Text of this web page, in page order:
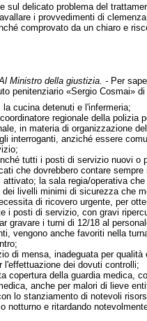
delicato problema del
i provvedimenti di
comprovato da un chiaro e
Ministro della giustizia. -Per
penitenziario «Sergio Cosmai»
cucina detenuti e l'infermeria;
regionale della
in materia di organizzazione
interroganti, anziché essere
tutti i posti di servizio nuovi
che dovrebbero contare
la sala regia/operativa
livelli minimi di sicurezza che
di ricovero urgente, per
i posti di servizio, con gravi
gravare i turni di 12/18 al
vengono anche favoriti nella
di mensa, inadeguata per
dei dovuti controlli;
copertura della guardia medica,
anche per malori di lieve
lo stanziamento di notevoli
e ritardando